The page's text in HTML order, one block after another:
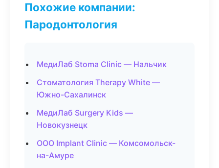
Похожие компании:
Пародонтология
МедиЛаб Stoma Clinic — Нальчик
Стоматология Therapy White —
Южно-Сахалинск
МедиЛаб Surgery Kids —
Новокузнецк
ООО Implant Clinic — Комсомольск-
на-Амуре